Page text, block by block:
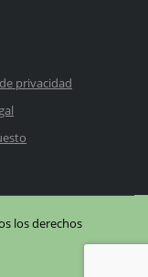
privacidad
los derechos